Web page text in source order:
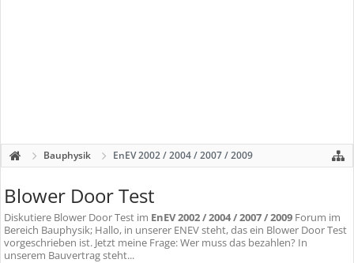
Bauphysik EnEV 2002 / 2004 / 2007 / 2009
Blower Door Test
Diskutiere Blower Door Test im EnEV 2002 / 2004 / 2007 / 2009 Forum im
Bereich Bauphysik; Hallo, in unserer ENEV steht, das ein Blower Door Test
vorgeschrieben ist. Jetzt meine Frage: Wer muss das bezahlen? In
unserem Bauvertrag steht...